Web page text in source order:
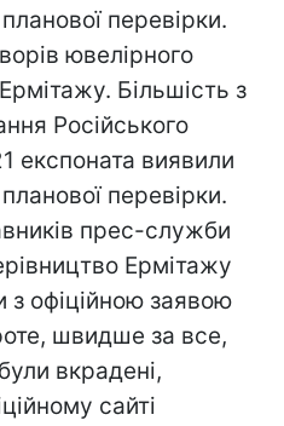
перевірки.
ювелірного
Більшість з
Російського
експоната виявили
перевірки.
прес-служби
Ермітажу
з офіційною заявою
швидше за все,
вкрадені,
сайті